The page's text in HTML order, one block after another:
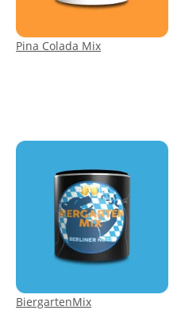
Pina Colada Mix
BiergartenMix